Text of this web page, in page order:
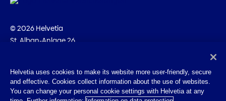
© 2026 Helvetia
St. Alban-Anlage 26
Impressum
Disposizioni giuridiche
Helvetia uses cookies to make its website more user-friendly, secure
and effective. Cookies collect information about the use of websites.
You can change your personal cookie settings with Helvetia at any